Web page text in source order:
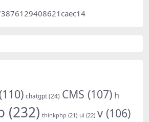
(110) chatgpt(24) CMS (107) h
(232) thinkphp (21) ui (22) v (106)